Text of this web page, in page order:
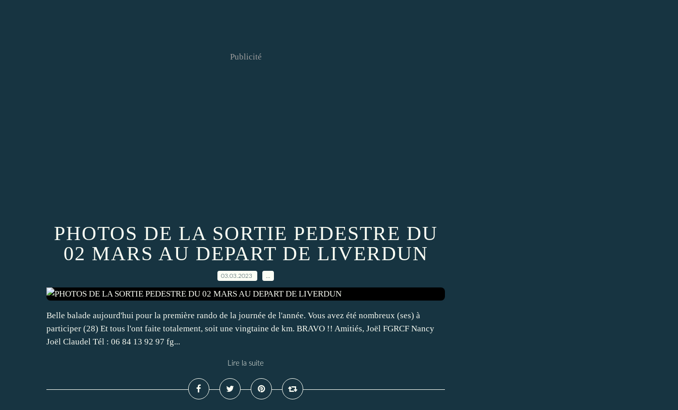
Publicité
PHOTOS DE LA SORTIE PEDESTRE DU
02 MARS AU DEPART DE LIVERDUN
03.03.2023
Belle balade aujourd'hui pour la première rando de la journée de l'année. Vous avez été nombreux (ses) à
participer (28) Et tous l'ont faite totalement, soit une vingtaine de km. BRAVO !! Amitiés, Joël FGRCF Nancy
Joël Claudel Tél : 06 84 13 92 97 fg...
Lire la suite